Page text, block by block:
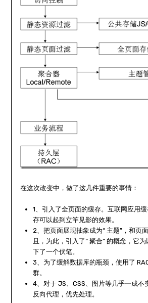
在这次改变中，做了这几件重要的事情：
1、引入了全页面的缓存。互联网应用
存可以起到立竿见影的效果。
2、把页面展现抽象成为“ 主题”，和页
且，为此，引入了“ 聚合” 的概念，它
下了一个伏笔。
3、为了缓解数据库的瓶颈，使用了
群。
4、对于 JS、CSS、图片等几乎一成不
反向代理，优先处理。